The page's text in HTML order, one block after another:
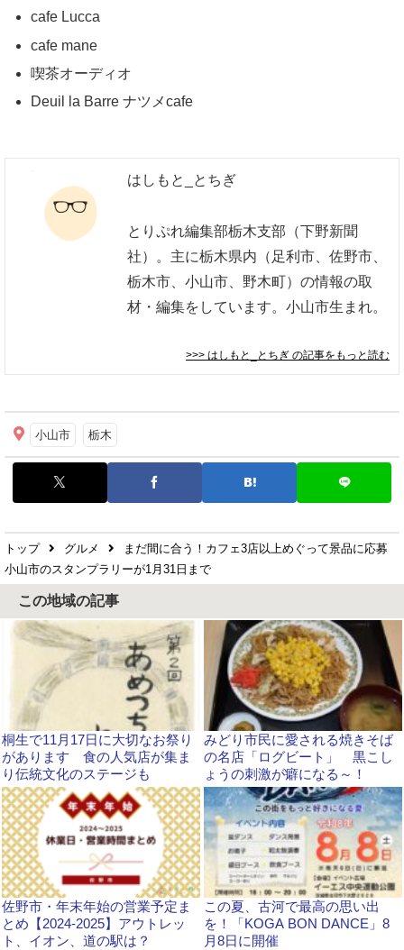
cafe Lucca
cafe mane
喫茶オーディオ
Deuil la Barre ナツメcafe
はしもと_とちぎ
とりぷれ編集部栃木支部（下野新聞
社）。主に栃木県内（足利市、佐野市、
栃木市、小山市、野木町）の情報の取
材・編集をしています。小山市生まれ。
>>> はしもと_とちぎ の記事をもっと読む
小山市 栃木
トップ グルメ
まだ間に合う！カフェ3店以上めぐって景品に応募
小山市のスタンプラリーが1月31日まで
この地域の記事
桐生で11月17日に大切なお祭り
があります 食の人気店が集ま
り伝統文化のステージも
みどり市民に愛される焼きそば
の名店「ログビート」 黒こし
ょうの刺激が癖になる～！
佐野市・年末年始の営業予定ま
とめ【2024-2025】アウトレッ
ト、イオン、道の駅は？
この夏、古河で最高の思い出
を！「KOGA BON DANCE」8
月8日に開催